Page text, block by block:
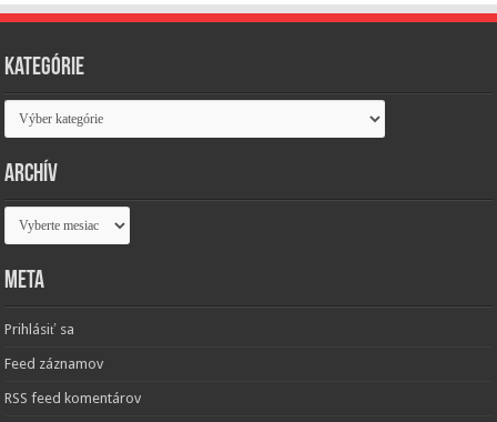
Kategórie
Kategórie
Archív
Archív
Meta
Prihlásiť sa
Feed záznamov
RSS feed komentárov